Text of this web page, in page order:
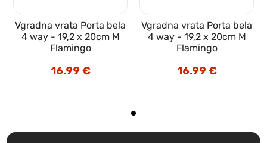
Vgradna vrata Porta bela
4 way - 19,2 x 20cm M
Flamingo
16.99€
Vgradna vrata Porta bela
4 way - 19,2 x 20cm M
Flamingo
16.99€